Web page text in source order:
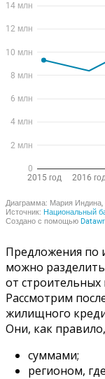
Предложения по
можно
от
Рассмотрим
жилищного
Они, как
суммами;
регионом,